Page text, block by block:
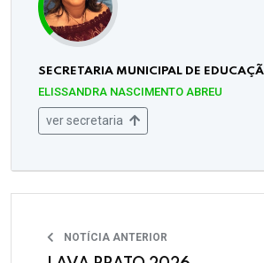
SECRETARIA MUNICIPAL DE
ELISSANDRA NASCIMENTO ABREU
ver secretaria
NOTÍCIA ANTERIOR